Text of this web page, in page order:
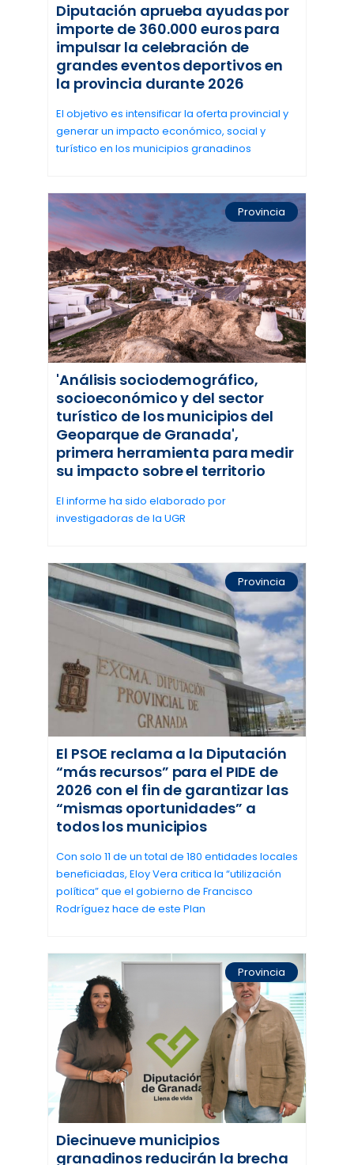
Diputación aprueba ayudas por
importe de 360.000 euros para
impulsar la celebración de
grandes eventos deportivos en
la provincia durante 2026
El objetivo es intensificar la oferta provincial y
generar un impacto económico, social y
turístico en los municipios granadinos
Provincia
'Análisis sociodemográfico,
socioeconómico y del sector
turístico de los municipios del
Geoparque de Granada',
primera herramienta para medir
su impacto sobre el territorio
El informe ha sido elaborado por
investigadoras de la UGR
Provincia
El PSOE reclama a la Diputación
“más recursos” para el PIDE de
2026 con el fin de garantizar las
“mismas oportunidades” a
todos los municipios
Con solo 11 de un total de 180 entidades locales
beneficiadas, Eloy Vera critica la “utilización
política” que el gobierno de Francisco
Rodríguez hace de este Plan
Provincia
Diecinueve municipios
granadinos reducirán la brecha